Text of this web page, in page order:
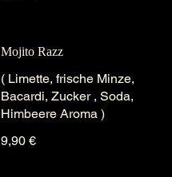
Mojito Razz
( Limette, frische Minze,
Bacardi, Zucker , Soda,
Himbeere Aroma )
9,90 €